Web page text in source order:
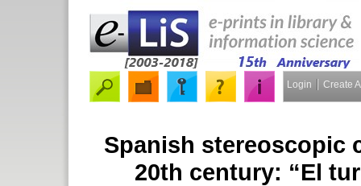
Login Create
Spanish stereoscopic
20th century: “El